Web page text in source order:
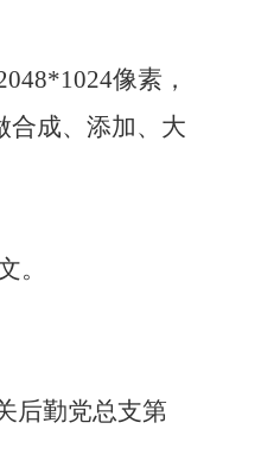
像素，
合成、添加、大
。
后勤党总支第